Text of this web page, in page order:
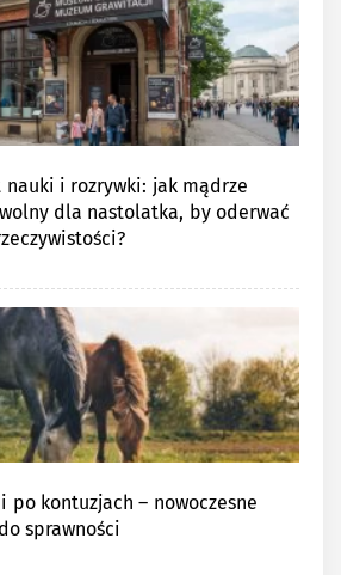
nauki i rozrywki: jak mądrze
dla nastolatka, by oderwać
kontuzjach – nowoczesne
sprawności